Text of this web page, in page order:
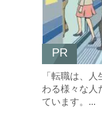
PR
「転職は、
わる様々な人
ています。...